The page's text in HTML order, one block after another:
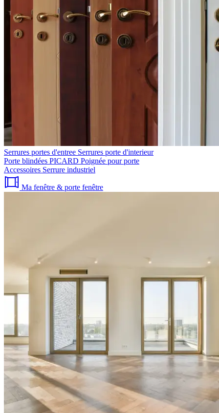
Serrures portes d'entree Serrures porte d'interieur
Porte blindées PICARD Poignée pour porte
Accessoires Serrure industriel
Ma fenêtre & porte fenêtre